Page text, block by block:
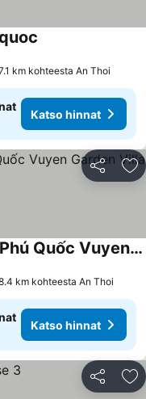
km kohteesta An Thoi
Katso hinnat
Jaa
Biệt thự sân vườn làng Tây Phú Quốc Vuyen Garden Villa
km kohteesta An Thoi
Katso hinnat
Jaa